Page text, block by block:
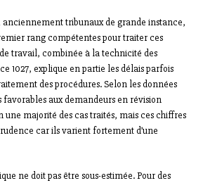
anciennement tribunaux de grande instance,
rang compétentes pour traiter ces
travail, combinée à la technicité des
1027, explique en partie les délais parfois
des procédures. Selon les données
favorables aux demandeurs en révision
majorité des cas traités, mais ces chiffres
car ils varient fortement d’une
ne doit pas être sous-estimée. Pour des